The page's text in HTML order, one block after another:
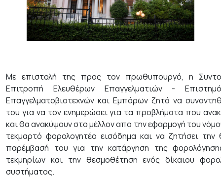
Με επιστολή της προς τον πρωθυπουργό, η
Επιτροπή Ελευθέρων Επαγγελματιών -
Επαγγελματοβιοτεχνών και Εμπόρων ζητά να
του για να τον ενημερώσει για τα προβλήματα που
και θα ανακύψουν στο μέλλον απο την εφαρμογή του
τεκμαρτό φορολογητέο εισόδημα και να ζητήσει την
παρέμβασή του για την κατάργηση της
τεκμηρίων και την θεσμοθέτηση ενός δίκαιου
συστήματος.